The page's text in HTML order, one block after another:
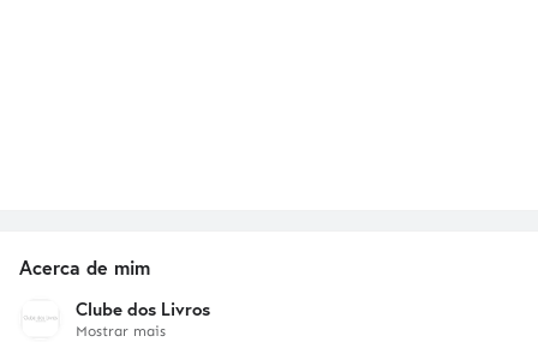
Acerca de mim
Clube dos Livros
Mostrar mais